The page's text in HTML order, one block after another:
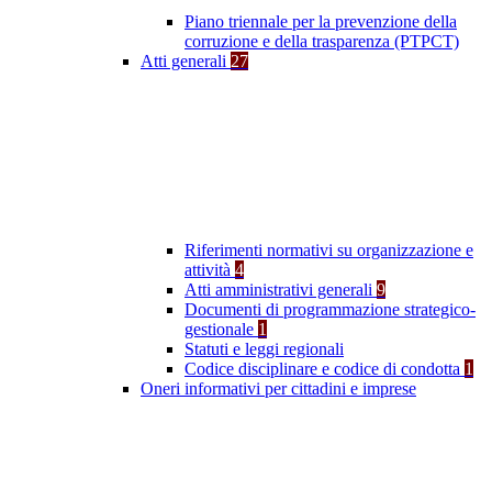
Piano triennale per la prevenzione della
corruzione e della trasparenza (PTPCT)
Atti generali 27
Riferimenti normativi su organizzazione e
attività 4
Atti amministrativi generali 9
Documenti di programmazione strategico-
gestionale 1
Statuti e leggi regionali
Codice disciplinare e codice di condotta 1
Oneri informativi per cittadini e imprese